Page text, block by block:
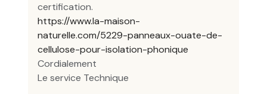
certification.
https://www.la-maison-
naturelle.com/5229-panneaux-ouate-de-
cellulose-pour-isolation-phonique
Cordialement
Le service Technique